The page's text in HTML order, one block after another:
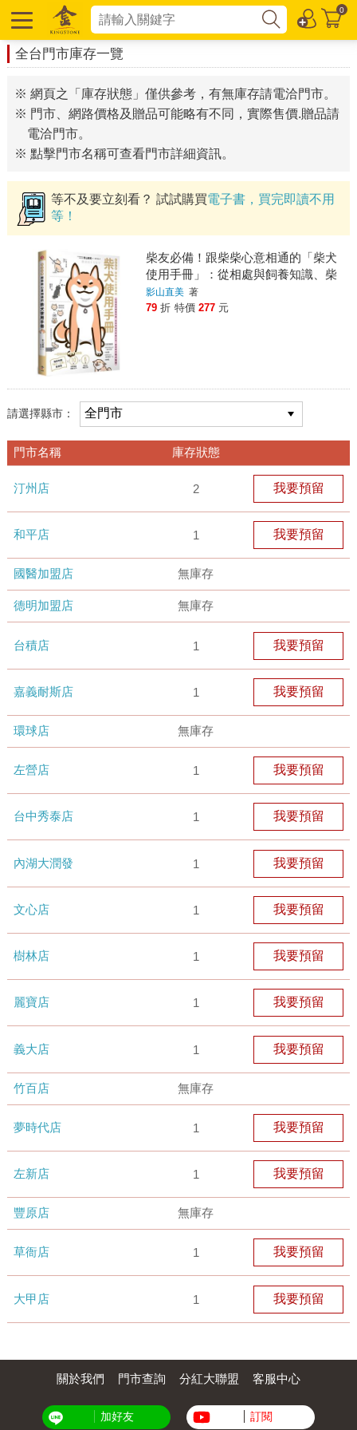
0
全台門市庫存一覽
※ 網頁之「庫存狀態」僅供參考，有無庫存請電洽門市。
※ 門市、網路價格及贈品可能略有不同，實際售價.贈品請
電洽門市。
※ 點擊門市名稱可查看門市詳細資訊。
等不及要立刻看？ 試試購買電子書，買完即讀不用
等！
柴友必備！跟柴柴心意相通的「柴犬
使用手冊」：從相處與飼養知識、柴
柴怪癖到有趣日常，最療癒的萌犬指
南(獨家附贈：全彩「柴犬一生萌」保
影山直美 著
79 折 特價 277 元
請選擇縣市：
門市名稱 庫存狀態
汀州店 2 我要預留
和平店 1 我要預留
國醫加盟店 無庫存
德明加盟店 無庫存
台積店 1 我要預留
嘉義耐斯店 1 我要預留
環球店 無庫存
左營店 1 我要預留
台中秀泰店 1 我要預留
內湖大潤發 1 我要預留
文心店 1 我要預留
樹林店 1 我要預留
麗寶店 1 我要預留
義大店 1 我要預留
竹百店 無庫存
夢時代店 1 我要預留
左新店 1 我要預留
豐原店 無庫存
草衙店 1 我要預留
大甲店 1 我要預留
關於我們 門市查詢 分紅大聯盟 客服中心
加好友 訂閱